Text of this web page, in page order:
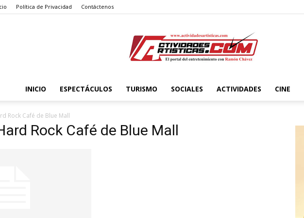
Política de Privacidad Contáctenos
Actividadesartisticas.com
INICIO ESPECTÁCULOS TURISMO SOCIALES ACTIVIDADES CINE
Rock Café de Blue Mall
Rock Café de Blue Mall